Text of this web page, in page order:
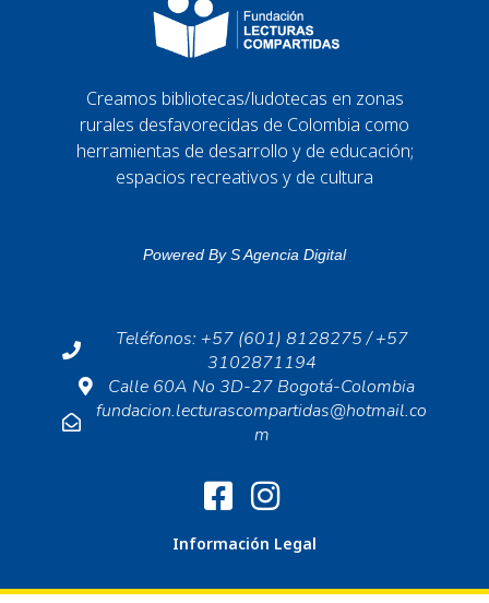
Creamos bibliotecas/ludotecas en zonas
rurales desfavorecidas de Colombia como
herramientas de desarrollo y de educación;
espacios recreativos y de cultura
Powered ByS Agencia Digital
Teléfonos: +57 (601) 8128275 / +57
3102871194
Calle 60A No 3D-27 Bogotá-Colombia
fundacion.lecturascompartidas@hotmail.co
m
Información Legal